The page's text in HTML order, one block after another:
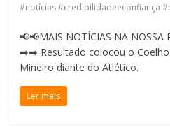
#notícias #credibilidadeeconfiança
📢📢MAIS NOTÍCIAS NA NOSSA
➡️➡️ Resultado colocou o
Mineiro diante do Atlético.
Ler mais